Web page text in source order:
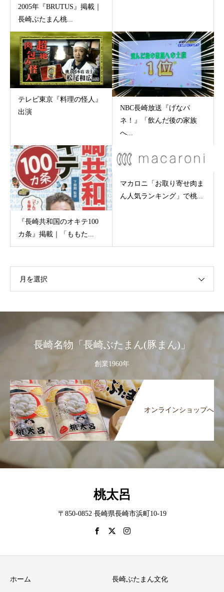
2005年『BRUTUS』掲載｜
長崎ぶたまん桃...
テレビ東京『料理の怪人』
出演
NBC長崎放送『げなパ
ネ！』「飲んだ後の家族
へ...
『長崎共和国のオキテ100
カ条』掲載｜「ももた...
マカロニ「お取り寄せ肉ま
ん人気ランキング」で桃...
月を選択
長崎名物「長崎ぶたまん(豚まん)」
創業1960年
オンラインショップへ
桃太呂
〒850-0852 長崎県長崎市浜町10-19
ホーム 長崎ぶたまん文化